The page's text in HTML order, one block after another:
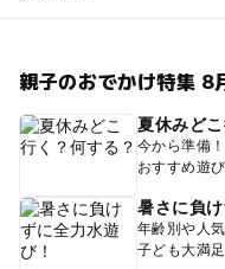
親子のおでかけ特集 8
夏休みど
今から準備
おすすめ遊
暑さに負
年齢別や人
子ども大満